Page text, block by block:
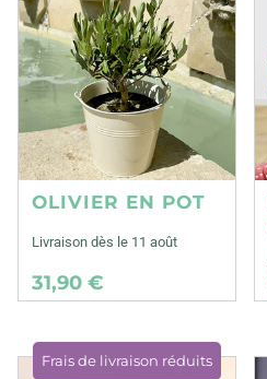
OLIVIER EN POT
Livraison dès le 11 août
31,90 €
Frais de livraison réduits